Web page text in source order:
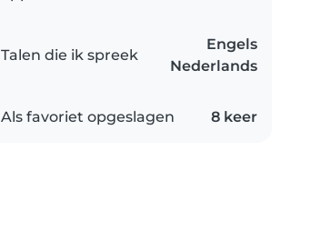
Talen die ik spreek
Engels
Nederlands
Als favoriet opgeslagen 8 keer